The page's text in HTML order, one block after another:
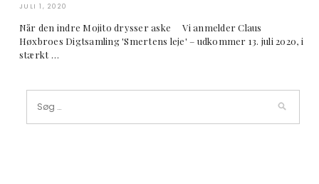
JULI 1, 2020
Når den indre Mojito drysser aske Vi anmelder Claus
Høxbroes Digtsamling 'Smertens leje' – udkommer 13. juli 2020, i
stærkt …